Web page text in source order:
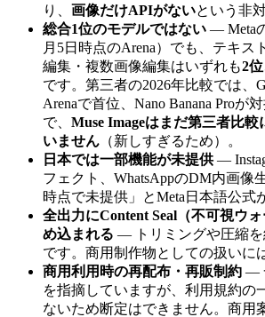
り、 画像だけAPIがないという非
総合1位のモデルではない — Meta
月5日時点のArena）でも、テキ
編集・複数画像編集はいずれも2位
です。第三者の2026年比較では、
Arenaで首位、Nano Banana Proが
で、 Muse Imageはまだ第三者比
いません （新しすぎるため）。
日本では一部機能が未提供—
フェクト、WhatsAppのDM内画像
時点で未提供」とMeta日本語公式
全出力にContent Seal（不可視ウ
め込まれる — トリミングや圧縮
です。商用制作物としての扱いに
商用利用時の再配布・再販制約 —
を指摘していますが、利用規約の
ないため断定はできません。商用